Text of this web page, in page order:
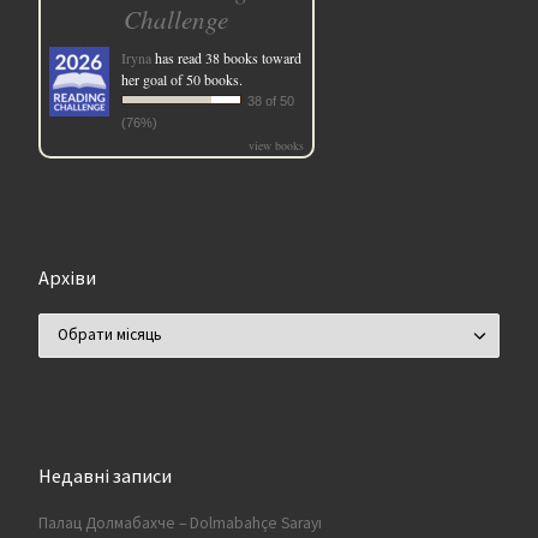
Challenge
Irynahas read 38 books toward
her goal of 50 books.
38 of 50
(76%)
view books
Архіви
Недавні записи
Палац Долмабахче – Dolmabahçe Sarayı